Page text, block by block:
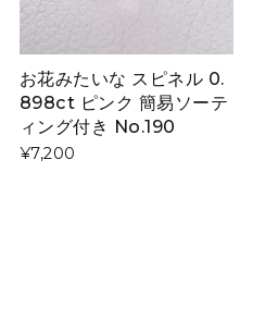
お花みたいな スピネル 0.
898ct ピンク 簡易ソーテ
ィング付き No.190
¥7,200